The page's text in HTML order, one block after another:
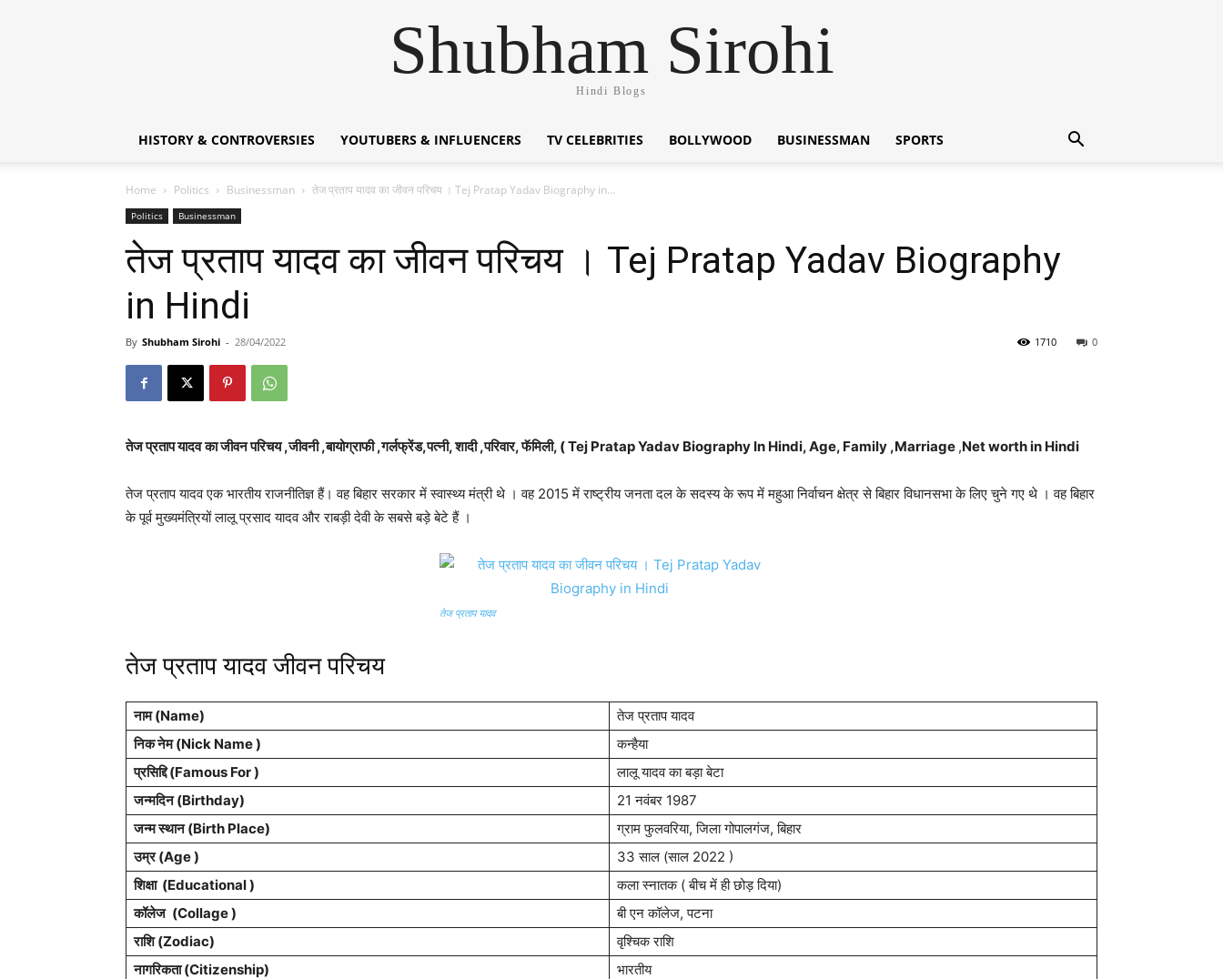
Shubham Sirohi
Hindi Blogs
HISTORY & CONTROVERSIES YOUTUBERS & INFLUENCERS TV CELEBRITIES BOLLYWOOD BUSINESSMAN SPORTS
Home Politics Businessman तेज प्रताप यादव का जीवन परिचय । Tej Pratap Yadav Biography in...
Politics Businessman
तेज प्रताप यादव का जीवन परिचय । Tej Pratap Yadav Biography
in Hindi
By Shubham Sirohi - 28/04/2022 0
1710
तेज प्रताप यादव का जीवन परिचय ,जीवनी ,बायोग्राफी ,गर्लफ्रेंड,पत्नी, शादी ,परिवार, फॅमिली, ( Tej Pratap Yadav Biography In Hindi, Age, Family ,Marriage ,Net worth in Hindi
तेज प्रताप यादव एक भारतीय राजनीतिज्ञ हैं। वह बिहार सरकार में स्वास्थ्य मंत्री थे । वह 2015 में राष्ट्रीय जनता दल के सदस्य के रूप में महुआ निर्वाचन क्षेत्र से बिहार विधानसभा के लिए चुने गए थे । वह बिहार
के पूर्व मुख्यमंत्रियों लालू प्रसाद यादव और राबड़ी देवी के सबसे बड़े बेटे हैं ।
तेज प्रताप यादव
तेज प्रताप यादव जीवन परिचय
नाम (Name)
तेज प्रताप यादव
निक नेम (Nick Name )
कन्हैया
प्रसिद्दि (Famous For )
लालू यादव का बड़ा बेटा
जन्मदिन (Birthday)
21 नवंबर 1987
जन्म स्थान (Birth Place)
ग्राम फुलवरिया, जिला गोपालगंज, बिहार
उम्र (Age )
33 साल (साल 2022 )
शिक्षा (Educational )
कला स्नातक ( बीच में ही छोड़ दिया)
कॉलेज (Collage )
बी एन कॉलेज, पटना
राशि(Zodiac)
वृश्चिक राशि
नागरिकता(Citizenship)
भारतीय